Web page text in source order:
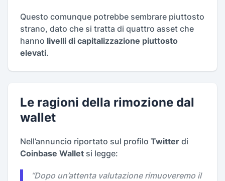
Questo comunque potrebbe sembrare piuttosto
strano, dato che si tratta di quattro asset che
hanno livelli di capitalizzazione piuttosto
elevati.
Le ragioni della rimozione dal
wallet
Nell’annuncio riportato sul profilo Twitter di
Coinbase Wallet si legge:
“Dopo un’attenta valutazione rimuoveremo il